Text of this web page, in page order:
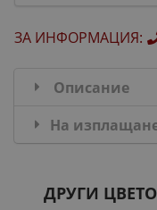
ЗА ИНФОРМАЦИЯ:
Описание
На
ДРУГИ